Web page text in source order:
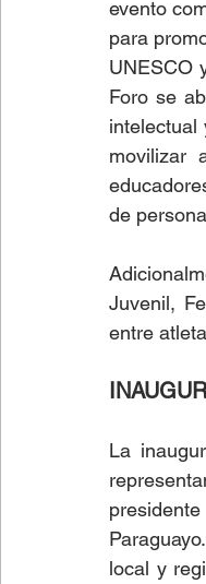
evento
para
UNESCO
Foro se
movilizar
de
Juvenil,
entre
La
local y